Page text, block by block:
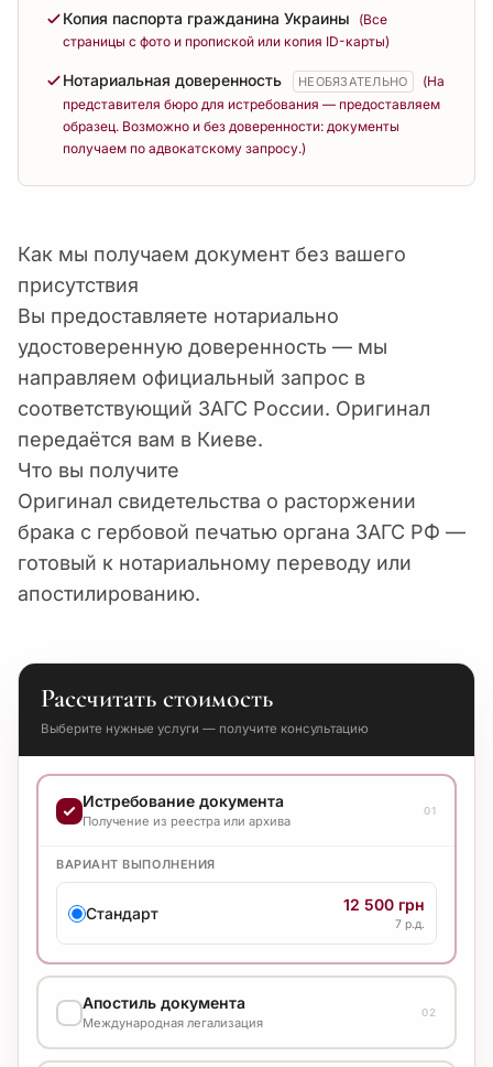
Копия паспорта гражданина Украины
(Все
страницы с фото и пропиской или копия ID-карты)
Нотариальная доверенность НЕОБЯЗАТЕЛЬНО
(На
представителя бюро для истребования — предоставляем
образец. Возможно и без доверенности: документы
получаем по адвокатскому запросу.)
Как мы получаем документ без вашего
присутствия
Вы предоставляете нотариально
удостоверенную доверенность — мы
направляем официальный запрос в
соответствующий ЗАГС России. Оригинал
передаётся вам в Киеве.
Что вы получите
Оригинал свидетельства о расторжении
брака с гербовой печатью органа ЗАГС РФ —
готовый к нотариальному переводу или
апостилированию.
Рассчитать стоимость
Выберите нужные услуги — получите консультацию
Истребование документа
Получение из реестра или архива
01
ВАРИАНТ ВЫПОЛНЕНИЯ
Стандарт 12 500 грн
7 р.д.
Апостиль документа
Международная легализация
02